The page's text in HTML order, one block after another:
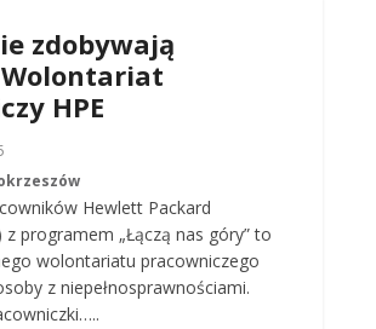
zdobywają
HPE
Hewlett Packard
z programem „Łączą nas góry” to
wolontariatu pracowniczego
z niepełnosprawnościami.